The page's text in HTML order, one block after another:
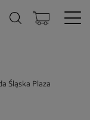
Śląska Plaza